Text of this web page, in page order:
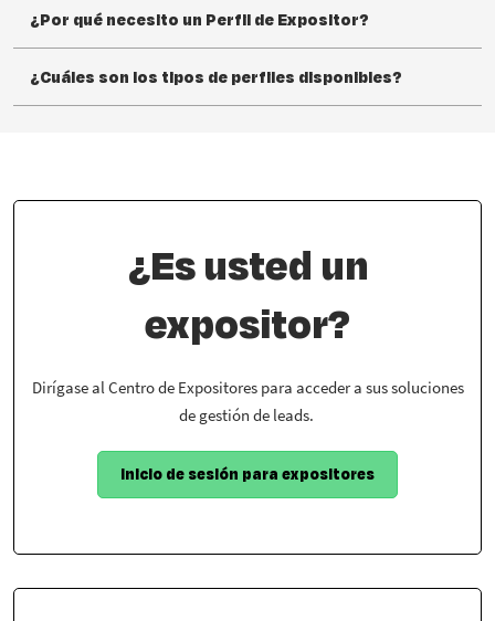
¿Por qué necesito un Perfil de Expositor?
¿Cuáles son los tipos de perfiles disponibles?
¿Es usted un
expositor?
Dirígase al Centro de Expositores para acceder a sus soluciones
de gestión de leads.
Inicio de sesión para expositores